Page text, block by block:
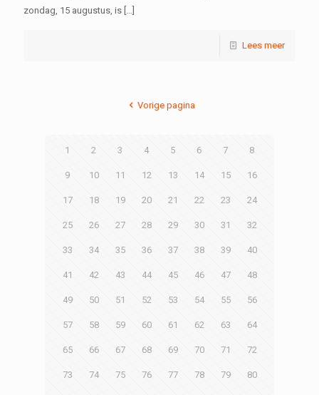
zondag, 15 augustus, is […]
Lees meer
Vorige pagina
1 2 3 4 5 6 7 8
9 10 11 12 13 14 15 16
17 18 19 20 21 22 23 24
25 26 27 28 29 30 31 32
33 34 35 36 37 38 39 40
41 42 43 44 45 46 47 48
49 50 51 52 53 54 55 56
57 58 59 60 61 62 63 64
65 66 67 68 69 70 71 72
73 74 75 76 77 78 79 80